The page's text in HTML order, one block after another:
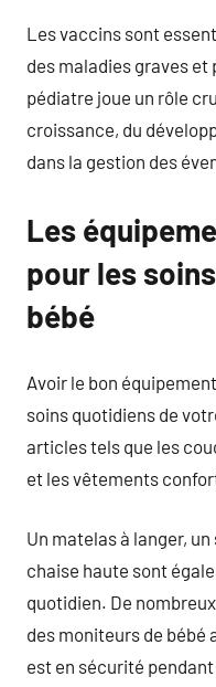
Les vaccins sont
des maladies graves
pédiatre joue un rôle
croissance, du
dans la gestion des
Les
pour les
bébé
Avoir le bon
soins quotidiens de
articles tels que les
et les vêtements
Un matelas à langer,
chaise haute sont
quotidien. De
des moniteurs de bébé
est en sécurité